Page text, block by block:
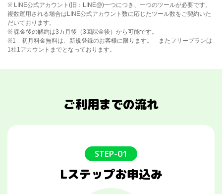
※ LINE公式アカウント(旧：LINE@)一つにつき、一つのツールが必要です。
複数運用される場合はLINE公式アカウント数に応じたツール数をご契約いた
だいております。
※ 課金後の解約は3カ月後（3回課金後）から可能です。
※1 初月料金無料は、新規登録のお客様に限ります。 またフリープランは
1社1アカウントまでとなっております。
ご利用までの流れ
STEP-01
Lステップお申込み